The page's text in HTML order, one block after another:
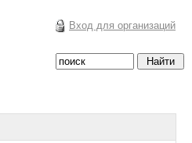
Вход для организаций